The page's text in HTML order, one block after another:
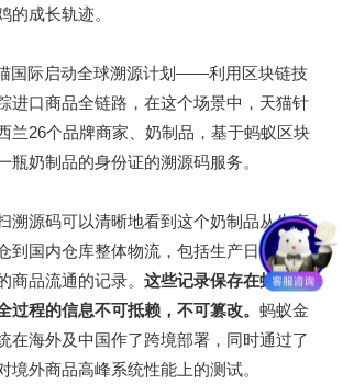
的成长轨迹。
国际启动全球溯源计划——利用区块链技
进口商品全链路，在这个场景中，天猫针
兰26个品牌商家、奶制品，基于蚂蚁区块
瓶奶制品的身份证的溯源码服务。
溯源码可以清晰地看到这个奶制品从生产
到国内仓库整体物流，包括生产日期、流
商品流通的记录。 这些记录保存在蚂蚁区
过程的信息不可抵赖，不可篡改。 蚂蚁金
在海外及中国作了跨境部署，同时通过了
境外商品高峰系统性能上的测试。